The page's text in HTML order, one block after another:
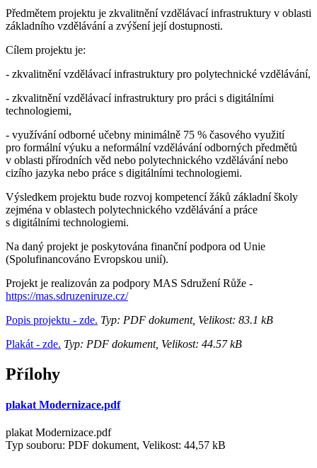
Předmětem projektu je zkvalitnění vzdělávací infrastruktury v oblasti
základního vzdělávání a zvýšení její dostupnosti.
Cílem projektu je:
- zkvalitnění vzdělávací infrastruktury pro polytechnické vzdělávání,
- zkvalitnění vzdělávací infrastruktury pro práci s digitálními
technologiemi,
- využívání odborné učebny minimálně 75 % časového využití
pro formální výuku a neformální vzdělávání odborných předmětů
v oblasti přírodních věd nebo polytechnického vzdělávání nebo
cizího jazyka nebo práce s digitálními technologiemi.
Výsledkem projektu bude rozvoj kompetencí žáků základní školy
zejména v oblastech polytechnického vzdělávání a práce
s digitálními technologiemi.
Na daný projekt je poskytována finanční podpora od Unie
(Spolufinancováno Evropskou unií).
Projekt je realizován za podpory MAS Sdružení Růže -
https://mas.sdruzeniruze.cz/
Popis projektu - zde. Typ: PDF dokument, Velikost: 83.1 kB
Plakát - zde. Typ: PDF dokument, Velikost: 44.57 kB
Přílohy
plakat Modernizace.pdf
plakat Modernizace.pdf
Typ souboru: PDF dokument, Velikost: 44,57 kB